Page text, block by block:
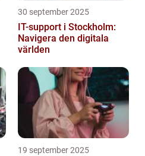
30 september 2025
IT-support i Stockholm:
Navigera den digitala
världen
19 september 2025